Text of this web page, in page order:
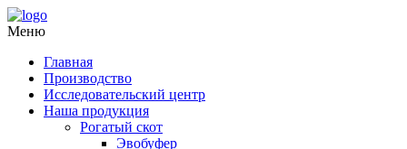
Меню
Главная
Производство
Исследовательский центр
Наша продукция
Рогатый скот
Эвобуфер